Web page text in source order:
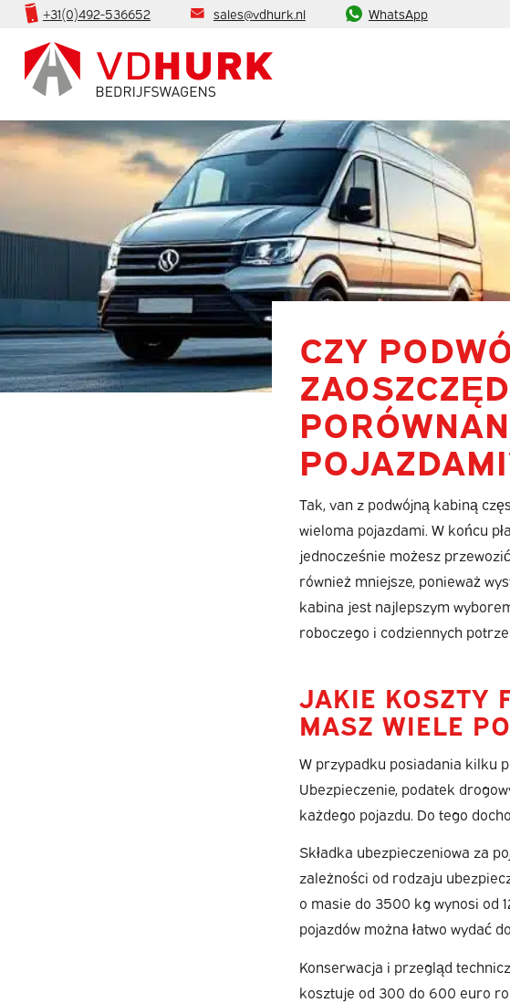
+31(0)492-536652 sales@vdhurk.nl WhatsApp
CZY
Tak, van z podwójną kabiną
wieloma pojazdami. W końcu
jednocześnie możesz
również mniejsze, ponieważ
kabina jest najlepszym
roboczego i codziennych
JAKIE KOSZTY
MASZ WIELE
W przypadku posiadania kilku
Ubezpieczenie, podatek
każdego pojazdu. Do tego
Składka ubezpieczeniowa za
zależności od rodzaju
o masie do 3500 kg wynosi od
pojazdów można łatwo wydać
Konserwacja i przegląd
kosztuje od 300 do 600 euro